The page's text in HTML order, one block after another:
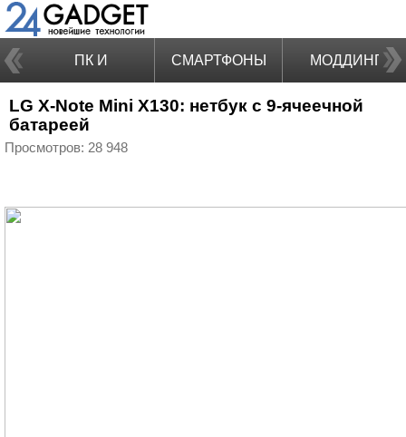
ПК И
НОУТБУКИ
СМАРТФОНЫ МОДДИНГ
LG X-Note Mini X130: нетбук с 9-ячеечной
батареей
Просмотров: 28 948